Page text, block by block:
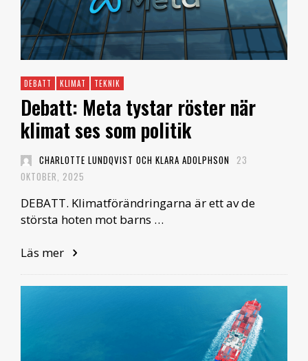
DEBATT KLIMAT TEKNIK
Debatt: Meta tystar röster när
klimat ses som politik
CHARLOTTE LUNDQVIST OCH KLARA ADOLPHSON 23
OKTOBER, 2025
DEBATT. Klimatförändringarna är ett av de
största hoten mot barns …
Läs mer